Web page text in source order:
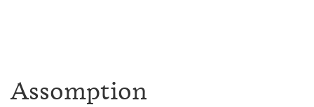
Assomption